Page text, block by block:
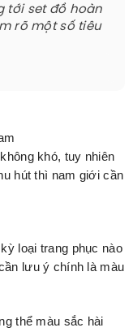
tới set đồ hoàn
rõ một số tiêu
khó, tuy nhiên
hút thì nam giới cần
loại trang phục nào
lưu ý chính là màu
thể màu sắc hài